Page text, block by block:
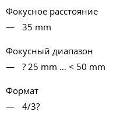
Фокусное расстояние
35 mm
Фокусный диапазон
? 25 mm … < 50 mm
Формат
4/3?